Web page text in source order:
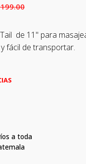
199.00
de 11" para
fácil de transportar.
a toda